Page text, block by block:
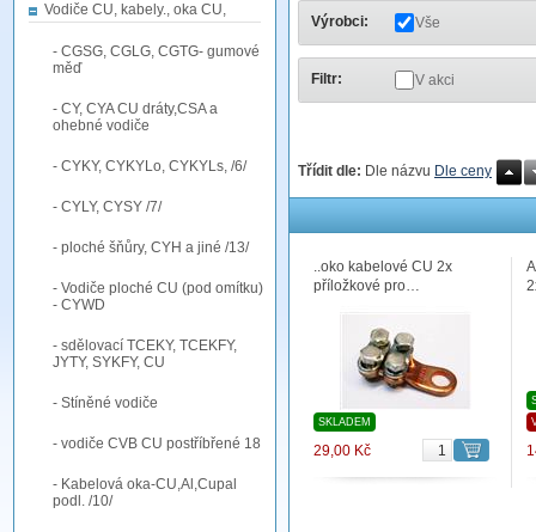
Vodiče CU, kabely., oka CU,
- CGSG, CGLG, CGTG- gumové
měď
- CY, CYA CU dráty,CSA a
ohebné vodiče
- CYKY, CYKYLo, CYKYLs, /6/
- CYLY, CYSY /7/
- ploché šňůry, CYH a jiné /13/
- Vodiče ploché CU (pod omítku)
- CYWD
- sdělovací TCEKY, TCEKFY,
JYTY, SYKFY, CU
- Stíněné vodiče
- vodiče CVB CU postříbřené 18
- Kabelová oka-CU,Al,Cupal
podl. /10/
Výrobci: Vše
Filtr: V akci
Třídit dle: Dle názvu Dle ceny
..oko kabelové CU 2x
příložkové pro…
SKLADEM
29,00 Kč